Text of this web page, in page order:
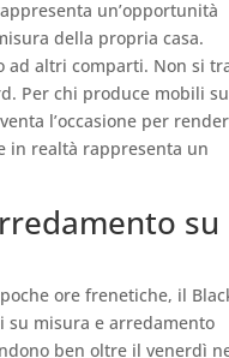
un’opportunità
della propria casa.
ad altri comparti. Non si
Per chi produce mobili su
l’occasione per
in realtà rappresenta un
su
ore frenetiche, il
su misura e arredamento
ben oltre il venerdì